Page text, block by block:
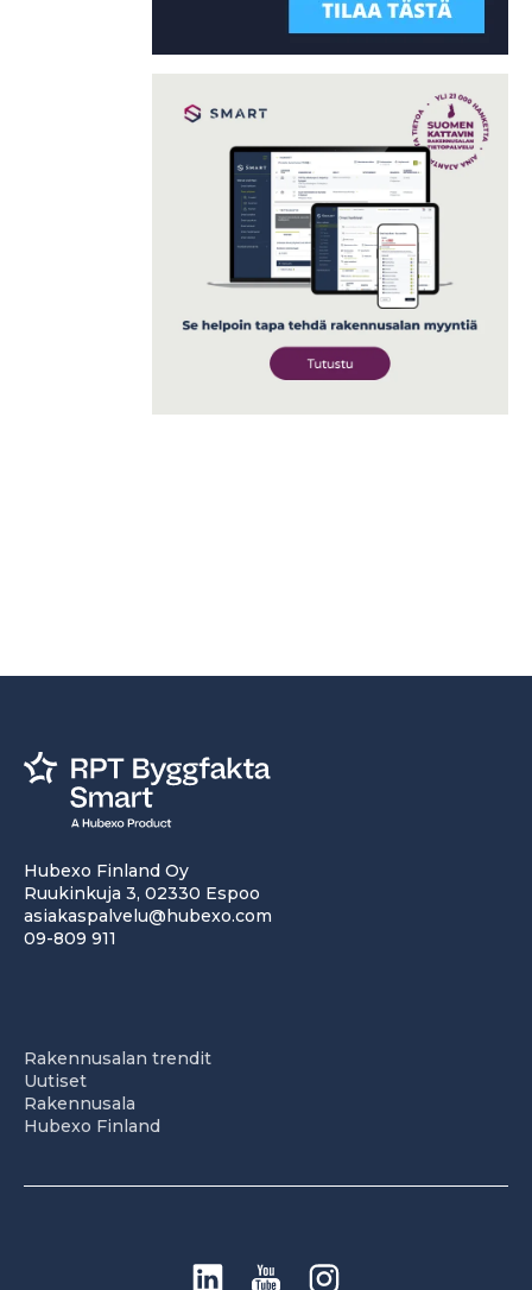
Hubexo Finland Oy
Ruukinkuja 3, 02330 Espoo
asiakaspalvelu@hubexo.com
09-809 911
Rakennusalan trendit
Uutiset
Rakennusala
Hubexo Finland